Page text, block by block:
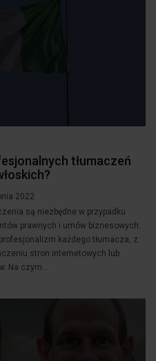
tłumaczeń
2022
są niezbędne w przypadku
prawnych i umów biznesowych.
każdego tłumacza, z
stron internetowych lub
Na czym...